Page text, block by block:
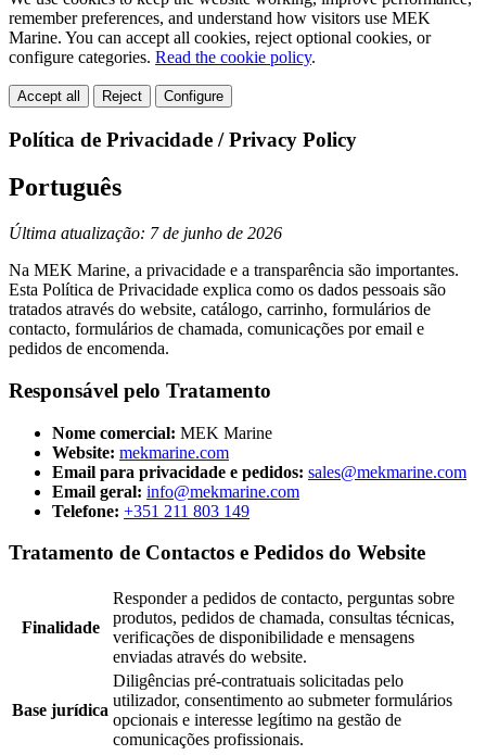
remember preferences, and understand how visitors use MEK
Marine. You can accept all cookies, reject optional cookies, or
configure categories. Read the cookie policy.
Accept all Reject Configure
Política de Privacidade / Privacy Policy
Português
Última atualização: 7 de junho de 2026
Na MEK Marine, a privacidade e a transparência são importantes.
Esta Política de Privacidade explica como os dados pessoais são
tratados através do website, catálogo, carrinho, formulários de
contacto, formulários de chamada, comunicações por email e
pedidos de encomenda.
Responsável pelo Tratamento
Nome comercial: MEK Marine
Website: mekmarine.com
Email para privacidade e pedidos: sales@mekmarine.com
Email geral: info@mekmarine.com
Telefone: +351 211 803 149
Tratamento de Contactos e Pedidos do Website
Finalidade
Responder a pedidos de contacto, perguntas sobre
produtos, pedidos de chamada, consultas técnicas,
verificações de disponibilidade e mensagens
enviadas através do website.
Base jurídica
Diligências pré-contratuais solicitadas pelo
utilizador, consentimento ao submeter formulários
opcionais e interesse legítimo na gestão de
comunicações profissionais.